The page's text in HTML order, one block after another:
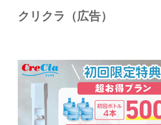
クリクラ（広告）